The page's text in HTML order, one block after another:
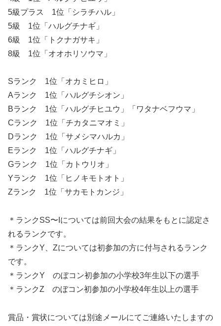
5級プラス 1位「シラチハル」
5級 1位「ハルグチナギ」
6級 1位「トクナガサキ」
8級 1位「オオホリソウマ」
Sランク 1位「オカミヒロ」
Aランク 1位「ハルグチシオン」
Bランク 1位「ハルグチヒユウ」「ワタナベフウマ」
Cランク 1位「チカタニマオミ」
Dランク 1位「サメシマハルカ」
Eランク 1位「ハルグチナギ」
Gランク 1位「カトウリオ」
Yランク 1位「ヒノキモトオト」
Zランク 1位「サカモトカンジ」
＊ランクSS〜Iについては前回大会の結果をもとに認定さ
れるランクです。
＊ランクY、Zについては初参加の方に付与されるランク
です。
＊ランクY のぼコン初参加の小学校3年生以下の選手
＊ランクZ のぼコン初参加の小学校4年生以上の選手
賞品・賞状については別途メールにてご連絡いたしますの